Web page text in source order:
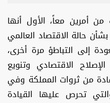
أمرين معاً، الأول أنها
حالة الاقتصاد العالمي
إلى التباطؤ مرة أخرى،
الاقتصادي وتنويع
من ثروات المملكة وفي
تحرص عليها القيادة